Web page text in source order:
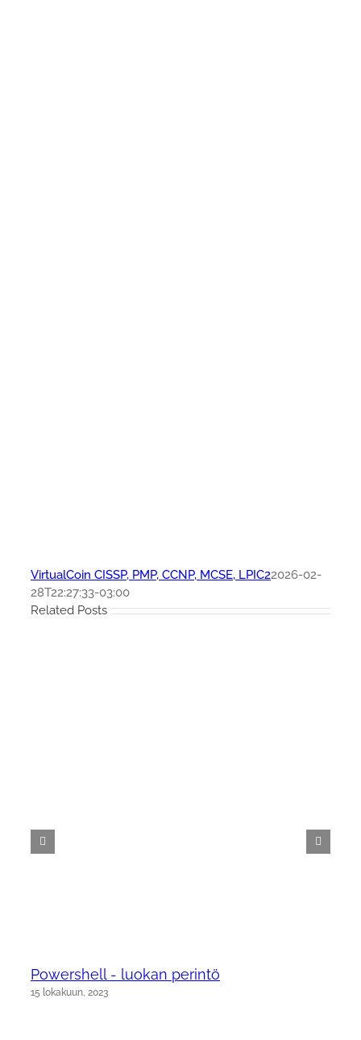
VirtualCoin CISSP, PMP, CCNP, MCSE, LPIC22026-02-
28T22:27:33-03:00
Related Posts
Powershell - luokan perintö
15 lokakuun, 2023